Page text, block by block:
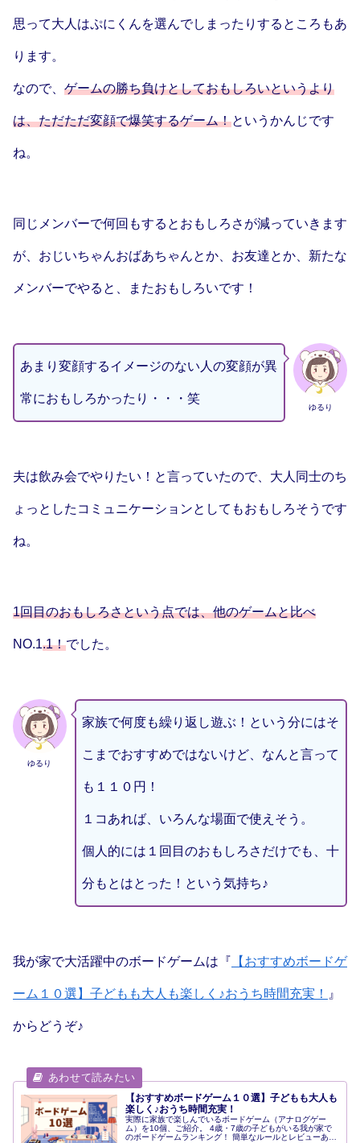
思って大人はぷにくんを選んでしまったりするところもあ
ります。
なので、 ゲームの勝ち負けとしておもしろいというより
は、ただただ変顔で爆笑するゲーム！というかんじです
ね。
同じメンバーで何回もするとおもしろさが減っていきます
が、おじいちゃんおばあちゃんとか、お友達とか、新たな
メンバーでやると、またおもしろいです！
ゆるり
あまり変顔するイメージのない人の変顔が異
常におもしろかったり・・・笑
夫は飲み会でやりたい！と言っていたので、大人同士のち
ょっとしたコミュニケーションとしてもおもしろそうです
ね。
1回目のおもしろさという点では、他のゲームと比べ
NO.1.1！でした。
ゆるり
家族で何度も繰り返し遊ぶ！という分にはそ
こまでおすすめではないけど、なんと言って
も１１０円！
１コあれば、いろんな場面で使えそう。
個人的には１回目のおもしろさだけでも、十
分もとはとった！という気持ち♪
我が家で大活躍中のボードゲームは『 【おすすめボードゲ
ーム１０選】子どもも大人も楽しく♪おうち時間充実！ 』
からどうぞ♪
【おすすめボードゲーム１０選】子どもも大人も
楽しく♪おうち時間充実！
実際に家族で楽しんでいるボードゲーム（アナログゲー
ム）を10個、ご紹介。 4歳・7歳の子どもがいる我が家で
のボードゲームランキング！ 簡単なルールとレビューあ